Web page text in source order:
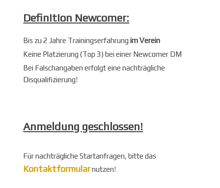
Definition Newcomer:
Bis zu 2 Jahre Trainingserfahrungim Verein
Keine Platzierung (Top 3) bei einer Newcomer DM
Bei Falschangaben erfolgt eine nachträgliche
Disqualifizierung!
Anmeldung geschlossen!
Für nachträgliche Startanfragen, bitte das
Kontaktformularnutzen!